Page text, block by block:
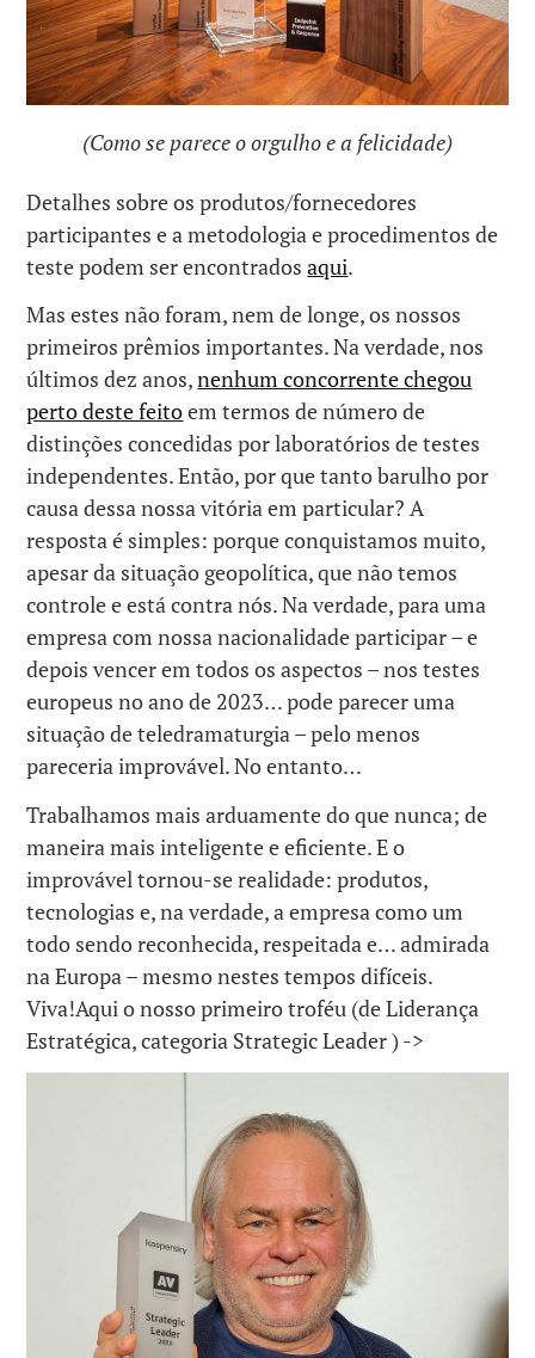
(Como se parece o orgulho e a felicidade)
Detalhes sobre os produtos/fornecedores
participantes e a metodologia e procedimentos de
teste podem ser encontradosaqui.
Mas estes não foram, nem de longe, os nossos
primeiros prêmios importantes. Na verdade, nos
últimos dez anos,nenhum concorrente chegou
perto deste feitoem termos de número de
distinções concedidas por laboratórios de testes
independentes. Então, por que tanto barulho por
causa dessa nossa vitória em particular? A
resposta é simples: porque conquistamos muito,
apesar da situação geopolítica, que não temos
controle e está contra nós. Na verdade, para uma
empresa com nossa nacionalidade participar – e
depois vencer em todos os aspectos – nos testes
europeus no ano de 2023… pode parecer uma
situação de teledramaturgia – pelo menos
pareceria improvável. No entanto…
Trabalhamos mais arduamente do que nunca; de
maneira mais inteligente e eficiente. E o
improvável tornou-se realidade: produtos,
tecnologias e, na verdade, a empresa como um
todo sendo reconhecida, respeitada e… admirada
na Europa – mesmo nestes tempos difíceis.
Viva!Aqui o nosso primeiro troféu (de Liderança
Estratégica, categoria Strategic Leader ) ->